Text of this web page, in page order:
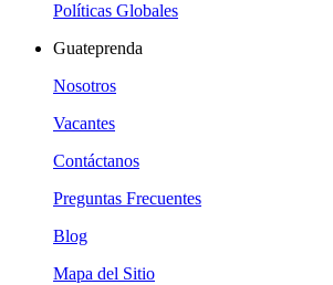
Políticas Globales
Guateprenda
Nosotros
Vacantes
Contáctanos
Preguntas Frecuentes
Blog
Mapa del Sitio